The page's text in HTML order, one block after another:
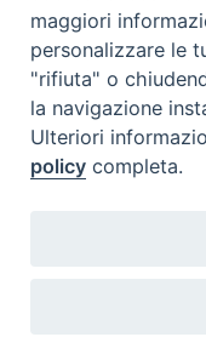
10
11
17
18
24 25
31 1
maggiori
personalizzare le
"rifiuta" o
la navigazione
Ulteriori
policy completa.